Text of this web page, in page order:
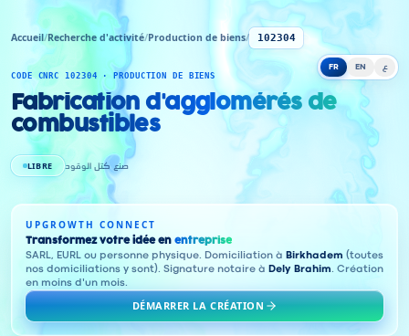
FR EN ع
Accueil/Recherche d'activité/Production de biens/ 102304
CODE CNRC 102304 · PRODUCTION DE BIENS
Fabrication d'agglomérés de
combustibles
LIBRE صنع كتل الوقود
UPGROWTH CONNECT
Transformez votre idée en entreprise
SARL, EURL ou personne physique. Domiciliation à Birkhadem (toutes
nos domiciliations y sont). Signature notaire à Dely Brahim. Création
en moins d'un mois.
DÉMARRER LA CRÉATION